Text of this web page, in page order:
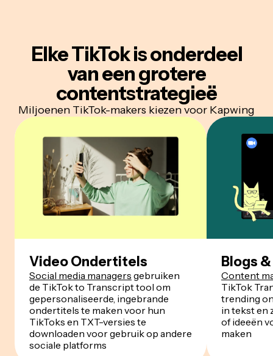
Elke TikTok is onderdeel
van eengrotere
contentstrategieë
Miljoenen TikTok-makers kiezen voor Kapwing
Video Ondertitels
Social media managers gebruiken
de TikTok to Transcript tool om
gepersonaliseerde, ingebrande
ondertitels te maken voor hun
TikToks en TXT-versies te
downloaden voor gebruik op andere
sociale platforms
Blogs
Content
TikTok
trending
in tekst en
of ideeën
maken